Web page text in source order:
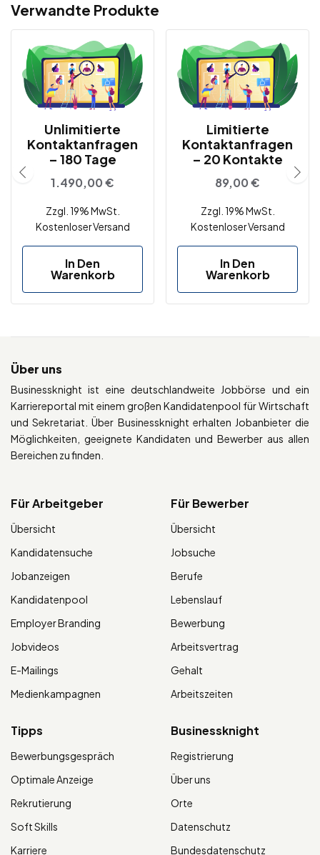
Verwandte Produkte
Unlimitierte
Kontaktanfragen
– 180 Tage
1.490,00€
Zzgl. 19% MwSt.
Kostenloser Versand
In Den
Warenkorb
Limitierte
Kontaktanfragen
– 20 Kontakte
89,00€
Zzgl. 19% MwSt.
Kostenloser Versand
In Den
Warenkorb
Über uns
Businessknight ist eine deutschlandweite Jobbörse und ein
Karriereportal mit einem großen Kandidatenpool für Wirtschaft
und Sekretariat. Über Businessknight erhalten Jobanbieter die
Möglichkeiten, geeignete Kandidaten und Bewerber aus allen
Bereichen zu finden.
Für Arbeitgeber
Übersicht
Kandidatensuche
Jobanzeigen
Kandidatenpool
Employer Branding
Jobvideos
E-Mailings
Medienkampagnen
Für Bewerber
Übersicht
Jobsuche
Berufe
Lebenslauf
Bewerbung
Arbeitsvertrag
Gehalt
Arbeitszeiten
Tipps
Bewerbungsgespräch
Optimale Anzeige
Rekrutierung
Soft Skills
Karriere
Businessknight
Registrierung
Über uns
Orte
Datenschutz
Bundesdatenschutz